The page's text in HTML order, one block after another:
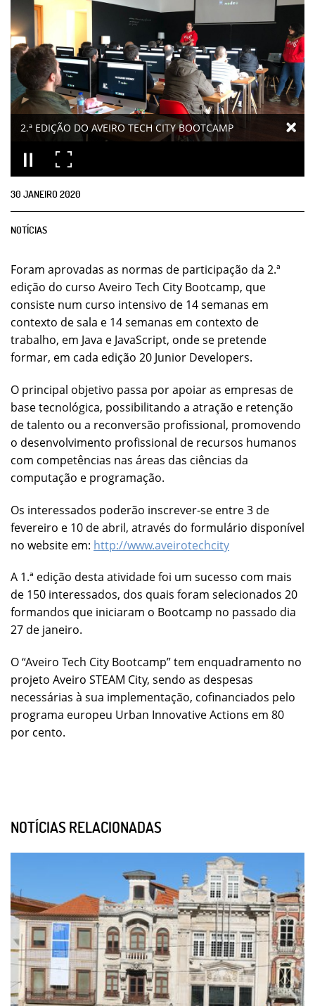
2.ª EDIÇÃO DO AVEIRO TECH CITY BOOTCAMP
30 JANEIRO2020
NOTÍCIAS
Foram aprovadas as normas de participação da 2.ª
edição do curso Aveiro Tech City Bootcamp, que
consiste num curso intensivo de 14 semanas em
contexto de sala e 14 semanas em contexto de
trabalho, em Java e JavaScript, onde se pretende
formar, em cada edição 20 Junior Developers.
O principal objetivo passa por apoiar as empresas de
base tecnológica, possibilitando a atração e retenção
de talento ou a reconversão profissional, promovendo
o desenvolvimento profissional de recursos humanos
com competências nas áreas das ciências da
computação e programação.
Os interessados poderão inscrever-se entre 3 de
fevereiro e 10 de abril, através do formulário disponível
no website em: http://www.aveirotechcity
A 1.ª edição desta atividade foi um sucesso com mais
de 150 interessados, dos quais foram selecionados 20
formandos que iniciaram o Bootcamp no passado dia
27 de janeiro.
O “Aveiro Tech City Bootcamp” tem enquadramento no
projeto Aveiro STEAM City, sendo as despesas
necessárias à sua implementação, cofinanciados pelo
programa europeu Urban Innovative Actions em 80
por cento.
NOTÍCIAS RELACIONADAS